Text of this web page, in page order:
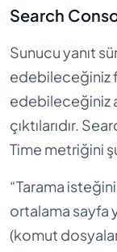
Search
Sunucu yanıt
edebileceğiniz
edebileceğiniz
çıktılarıdır.
Time metriğini
“Tarama
ortalama sayfa
(komut